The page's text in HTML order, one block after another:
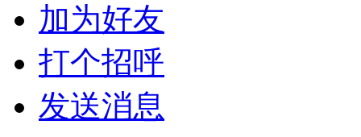
加为好友
打个招呼
发送消息